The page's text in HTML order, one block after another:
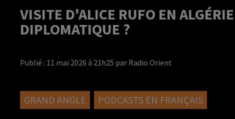
VISITE D'ALICE RUFO EN
DIPLOMATIQUE ?
Publié : 11 mai 2026 à 21h25 par Radio Orient
GRAND ANGLE PODCASTS EN FRANÇAIS